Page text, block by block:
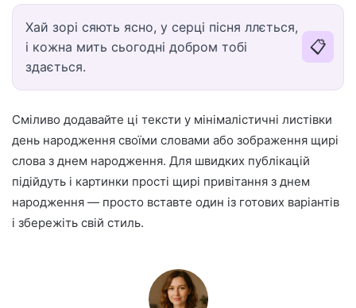
Хай зорі сяють ясно, у серці пісня ллється,
і кожна мить сьогодні добром тобі
здається.
📋
Сміливо додавайте ці тексти у мінімалістичні листівки
день народження своїми словами або зображення щирі
слова з днем народження. Для швидких публікацій
підійдуть і картинки прості щирі привітання з днем
народження — просто вставте один із готових варіантів
і збережіть свій стиль.